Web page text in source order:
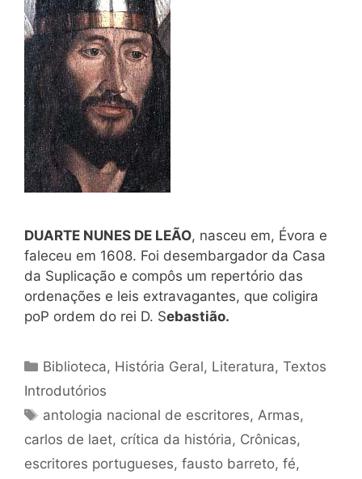
DUARTE NUNES DE LEÃO, nasceu em, Évora e
faleceu em 1608. Foi desembargador da Casa
da Suplicação e compôs um repertório das
ordenações e leis extravagantes, que coligira
poP ordem do rei D. Sebastião.
Categorias
Biblioteca, História Geral, Literatura,Textos
Introdutórios
Tags
antologia nacional de escritores,Armas,
carlos de laet, crítica da história, Crônicas,
escritores portugueses, fausto barreto, fé,